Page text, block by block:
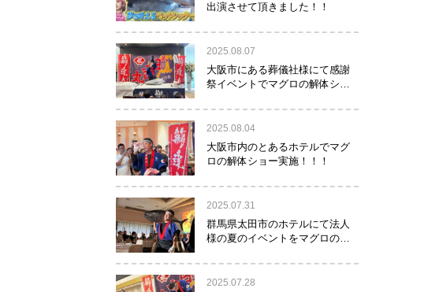
出演させて頂きました！！
2025.08.07
大阪市にある葬儀社様にて感謝
祭イベントでマグロの解体ショ
2025.08.04
大阪市内のとあるホテルでマグ
ロの解体ショー実施！！！
2025.07.31
群馬県太田市のホテルにて法人
様の夏のイベントをマグロの解
た！！
2025.07.28